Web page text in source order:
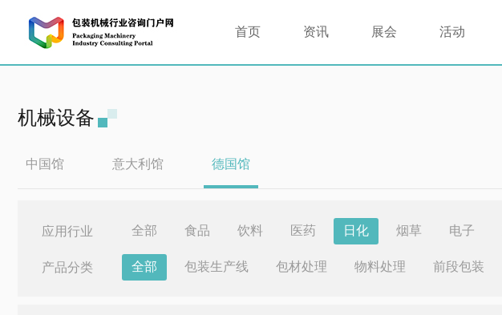
首页 资讯 展会 活动
机械设备
中国馆 意大利馆 德国馆
应用行业 全部 食品 饮料 医药 日化 烟草 电子
产品分类 全部 包装生产线 包材处理 物料处理 前段包装